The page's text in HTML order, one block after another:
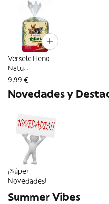
Versele Heno
Natu
Timo/Pimi/Chiri
9,99 €
Novedades y
¡Súper
Novedades!
Summer Vibes